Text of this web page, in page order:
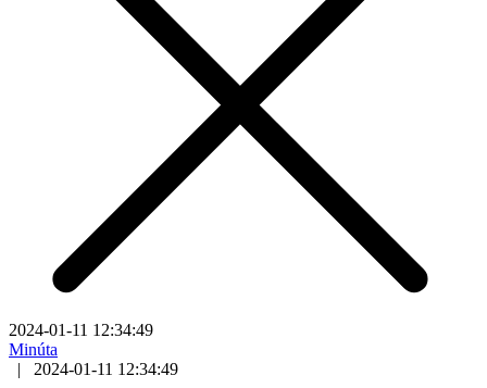
2024-01-11 12:34:49
Minúta
|
2024-01-11 12:34:49